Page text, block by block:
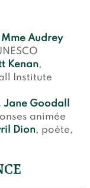
Mme Audrey
Kenan,
Institute
Jane Goodall
animée
Dion, poète,